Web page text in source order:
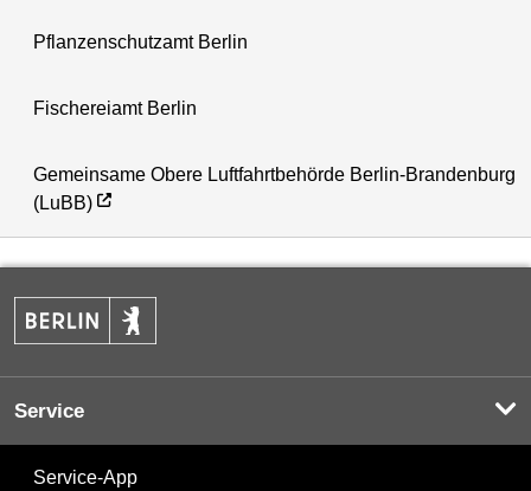
Pflanzenschutzamt Berlin
Fischereiamt Berlin
Gemeinsame Obere Luftfahrtbehörde Berlin-Brandenburg
(LuBB)
Service
Service-App